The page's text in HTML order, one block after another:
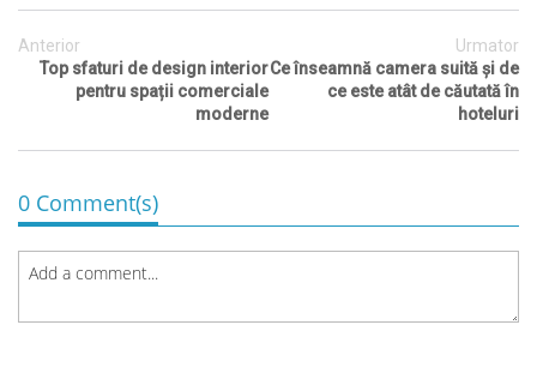
Anterior
Top sfaturi de design interior
pentru spații comerciale
moderne
Urmator
Ce înseamnă camera suită și de
ce este atât de căutată în
hoteluri
0 Comment(s)